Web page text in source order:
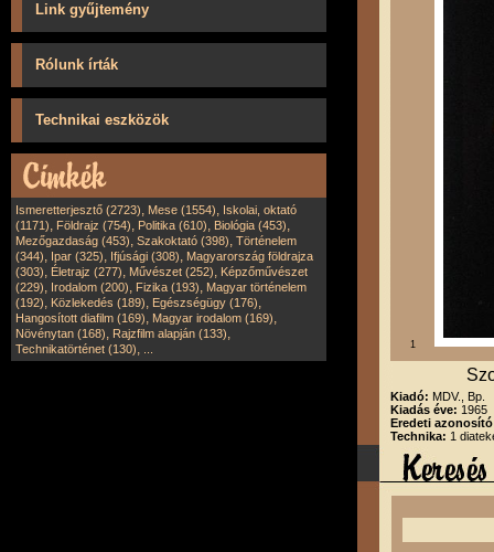
Link gyűjtemény
Rólunk írták
Technikai eszközök
Ismeretterjesztő (2723), Mese (1554), Iskolai, oktató
(1171), Földrajz (754), Politika (610), Biológia (453),
Mezőgazdaság (453), Szakoktató (398), Történelem
(344), Ipar (325), Ifjúsági (308), Magyarország földrajza
(303), Életrajz (277), Művészet (252), Képzőművészet
(229), Irodalom (200), Fizika (193), Magyar történelem
(192), Közlekedés (189), Egészségügy (176),
Hangosított diafilm (169), Magyar irodalom (169),
Növénytan (168), Rajzfilm alapján (133),
Technikatörténet (130), 1
Kiadó: MDV., Bp.
Kiadás éve: 1965
Eredeti
Technika: 1